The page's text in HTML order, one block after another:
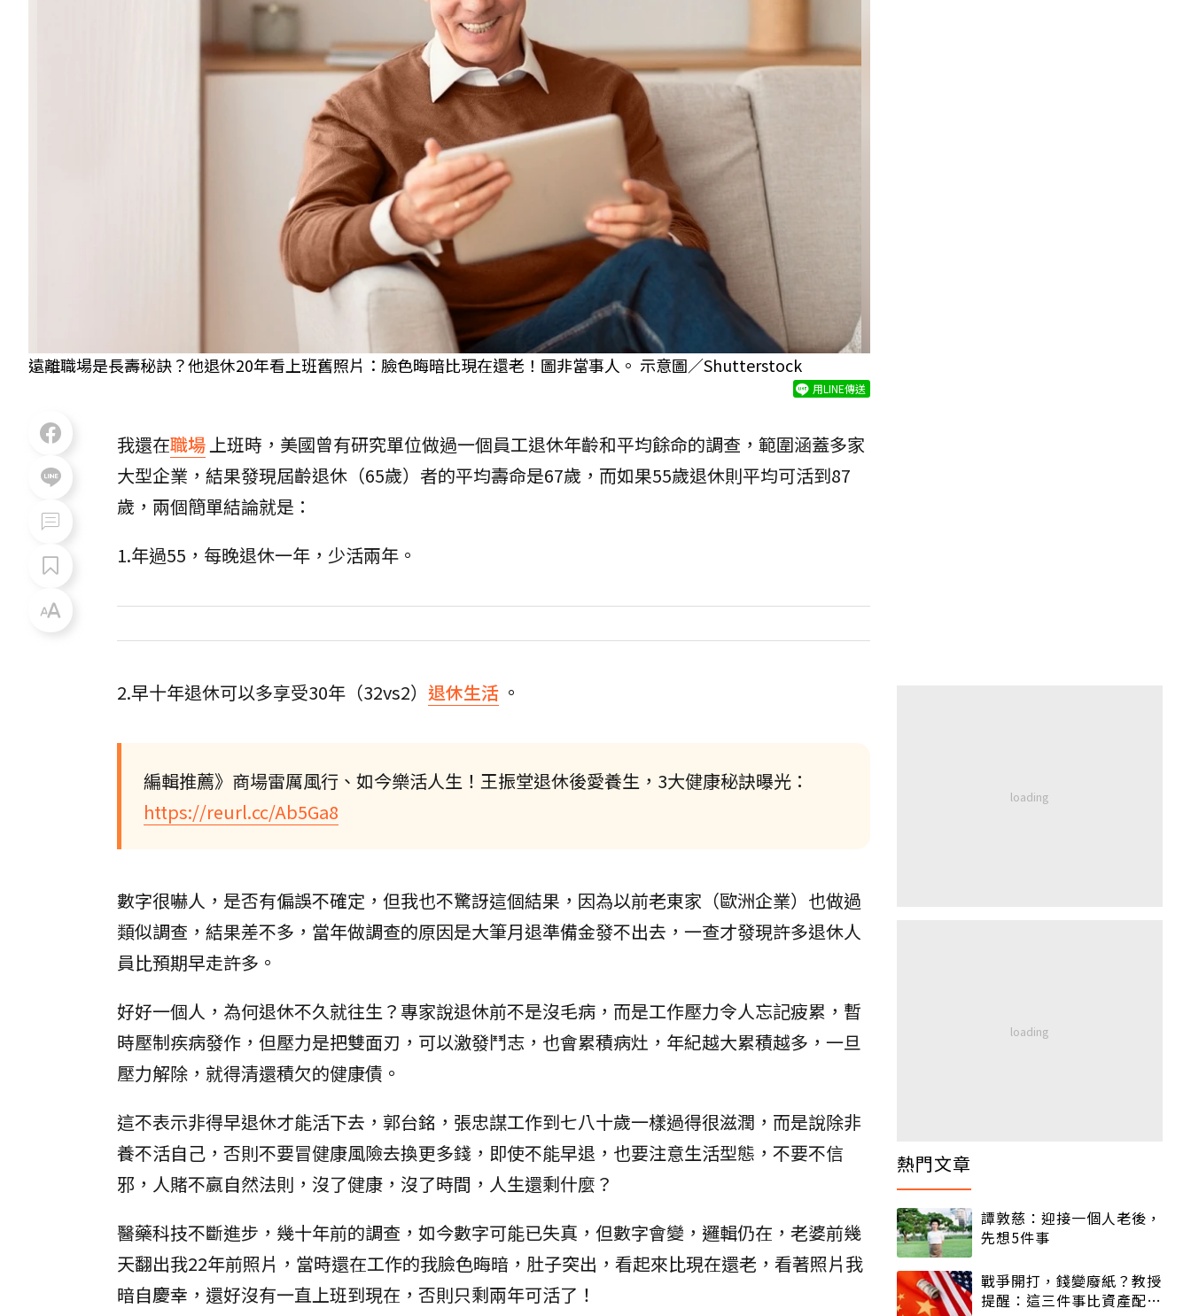
遠離職場是長壽秘訣？他退休20年看上班舊照片：臉色晦暗比現在還老！圖非當事人。 示意圖／Shutterstock
用LINE傳送
我還在職場上班時，美國曾有研究單位做過一個員工退休年齡和平均餘命的調查，範圍涵蓋多家
大型企業，結果發現屆齡退休（65歲）者的平均壽命是67歲，而如果55歲退休則平均可活到87
歲，兩個簡單結論就是：
1.年過55，每晚退休一年，少活兩年。
2.早十年退休可以多享受30年（32vs2） 退休生活 。
編輯推薦》商場雷厲風行、如今樂活人生！王振堂退休後愛養生，3大健康秘訣曝光：
https://reurl.cc/Ab5Ga8
數字很嚇人，是否有偏誤不確定，但我也不驚訝這個結果，因為以前老東家（歐洲企業）也做過
類似調查，結果差不多，當年做調查的原因是大筆月退準備金發不出去，一查才發現許多退休人
員比預期早走許多。
好好一個人，為何退休不久就往生？專家說退休前不是沒毛病，而是工作壓力令人忘記疲累，暫
時壓制疾病發作，但壓力是把雙面刃，可以激發鬥志，也會累積病灶，年紀越大累積越多，一旦
壓力解除，就得清還積欠的健康債。
這不表示非得早退休才能活下去，郭台銘，張忠謀工作到七八十歲一樣過得很滋潤，而是說除非
養不活自己，否則不要冒健康風險去換更多錢，即使不能早退，也要注意生活型態，不要不信
邪，人賭不嬴自然法則，沒了健康，沒了時間，人生還剩什麼？
醫藥科技不斷進步，幾十年前的調查，如今數字可能已失真，但數字會變，邏輯仍在，老婆前幾
天翻出我22年前照片，當時還在工作的我臉色晦暗，肚子突出，看起來比現在還老，看著照片我
暗自慶幸，還好沒有一直上班到現在，否則只剩兩年可活了！
熱門文章
譚敦慈：迎接一個人老後，
先想5件事
戰爭開打，錢變廢紙？教授
提醒：這三件事比資產配置